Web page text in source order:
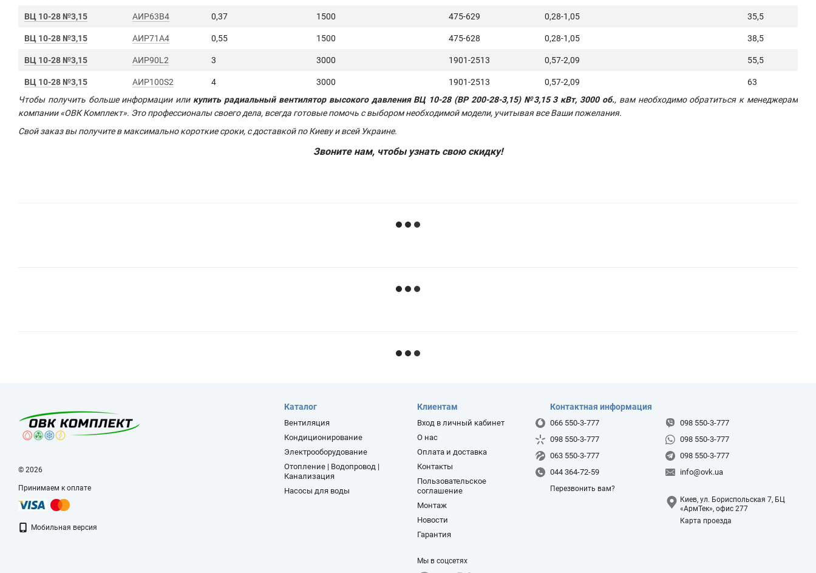
ВЦ 10-28 №3,15 АИР63B4 0,37 1500 475-629 0,28-1,05 35,5
ВЦ 10-28 №3,15 АИР71А4 0,55 1500 475-628 0,28-1,05 38,5
ВЦ 10-28 №3,15 АИР90L2 3 3000 1901-2513 0,57-2,09 55,5
ВЦ 10-28 №3,15 АИР100S2 4 3000 1901-2513 0,57-2,09
63
Чтобы получить больше информации или купить радиальный вентилятор высокого давления ВЦ 10-28 (ВР 200-28-3,15) №3,15 3 кВт, 3000 об., вам необходимо обратиться к менеджерам
компании «ОВК Комплект». Это профессионалы своего дела, всегда готовые помочь с выбором необходимой модели, учитывая все Ваши пожелания.
Свой заказ вы получите в максимально короткие сроки, с доставкой по Киеву и всей Украине.
Звоните нам, чтобы узнать свою скидку!
© 2026
Принимаем к оплате
Мобильная версия
Каталог
Вентиляция
Кондиционирование
Электрооборудование
Отопление | Водопровод |
Канализация
Насосы для воды
Клиентам
Вход в личный кабинет
О нас
Оплата и доставка
Контакты
Пользовательское
соглашение
Монтаж
Новости
Гарантия
Мы в соцсетях
Контактная информация
066 550-3-777
098 550-3-777
063 550-3-777
044 364-72-59
Перезвонить вам?
098 550-3-777
098 550-3-777
098 550-3-777
info@ovk.ua
Киев, ул. Бориспольская 7, БЦ
«АрмТек», офис 277
Карта проезда